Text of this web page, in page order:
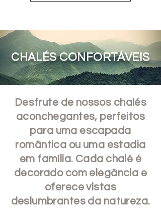
CHALÉS CONFORTÁVEIS
Desfrute de nossos chalés
aconchegantes, perfeitos
para uma escapada
romântica ou uma estadia
em família. Cada chalé é
decorado com elegância e
oferece vistas
deslumbrantes da natureza.